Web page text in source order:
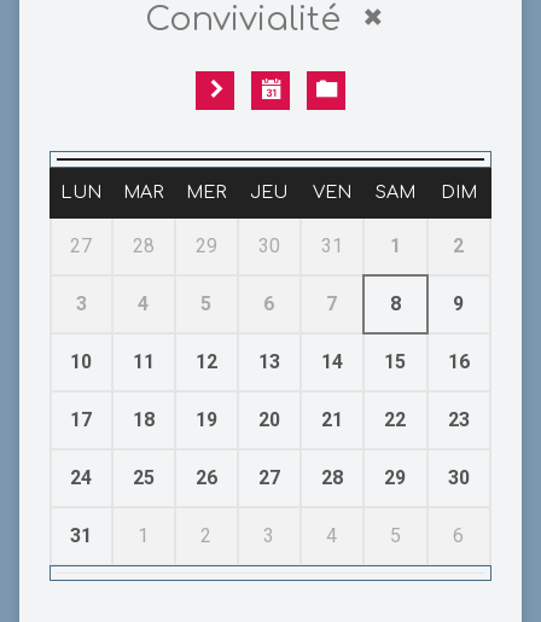
Convivialité
LUN MAR MER JEU VEN SAM DIM
27 28 29 30 31 1 2
3 4 5 6 7 8 9
10 11 12 13 14 15 16
17 18 19 20 21 22 23
24 25 26 27 28 29 30
31 1 2 3 4 5 6